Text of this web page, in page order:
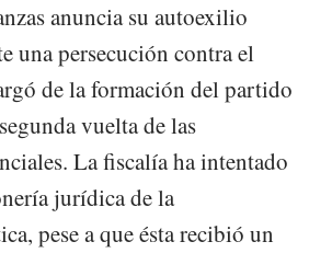
anuncia su autoexilio
una persecución contra el
de la formación del partido
vuelta de las
La fiscalía ha intentado
jurídica de la
pese a que ésta recibió un